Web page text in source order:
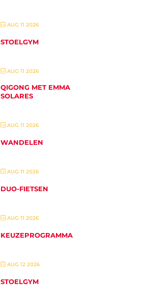
AUG 11 2026
STOELGYM
AUG 11 2026
QIGONG MET EMMA
SOLARES
AUG 11 2026
WANDELEN
AUG 11 2026
DUO-FIETSEN
AUG 11 2026
KEUZEPROGRAMMA
AUG 12 2026
STOELGYM